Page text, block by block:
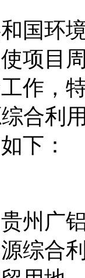
国环
项目
作，
合利
下：
州广
综合